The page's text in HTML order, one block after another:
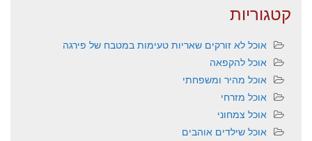
קטגוריות
אוכל לא זורקים שאריות טעימות במטבח של פירגה
אוכל להקפאה
אוכל מהיר ומשפחתי
אוכל מזרחי
אוכל צמחוני
אוכל שילדים אוהבים